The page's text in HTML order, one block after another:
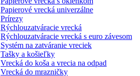
Papierové vrecká univerzálne
Prírezy
Rýchlouzatváracie vrecká
Rýchlouzatváracie vrecká s euro závesom
Systém na zatváranie vreciek
Tašky a košieľky
Vrecká do koša a vrecia na odpad
Vrecká do mrazničky